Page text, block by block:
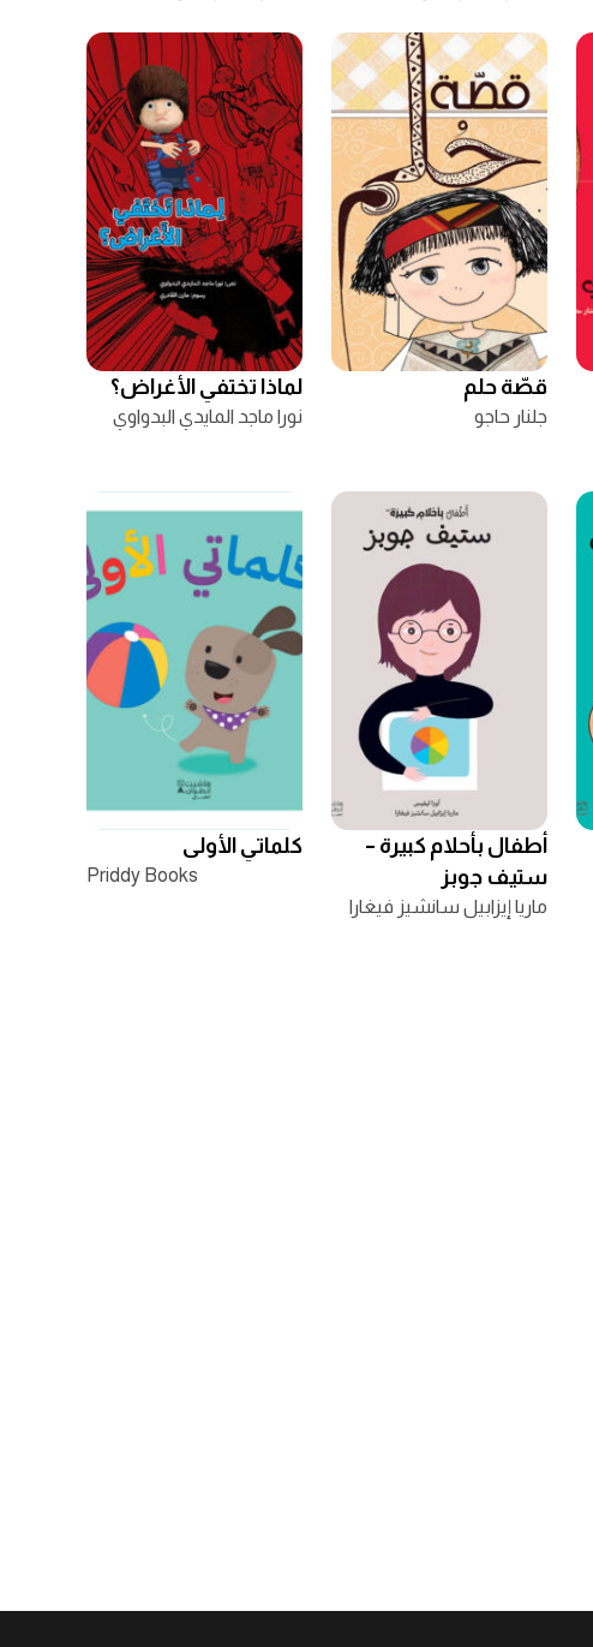
قصّة حلم
جلنار حاجو
لماذا تختفي الأغراض؟
نورا ماجد المايدي البدواوي
أطفال بأحلام كبيرة –
ستيف جوبز
ماريا إيزابيل سانشيز فيغارا
كلماتي الأولى
Priddy Books